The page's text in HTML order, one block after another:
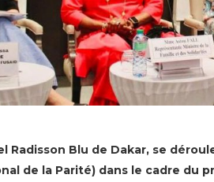
Radisson Blu de Dakar, se
de la Parité) dans le cadre du